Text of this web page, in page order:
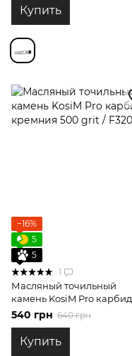
Купить
−16%
5
5
1
Масляный точильный
камень KosiM Pro карбид
кремния 500 grit / F320
540 грн 640 грн
Купить